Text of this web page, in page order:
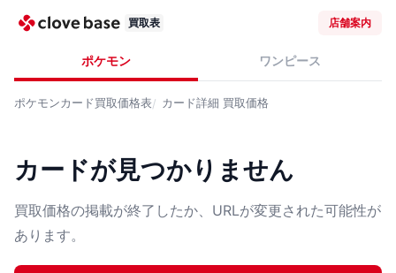
買取表 店舗案内
ポケモン ワンピース
ポケモンカード買取価格表 カード詳細 買取価格
カードが見つかりません
買取価格の掲載が終了したか、URLが変更された可能性が
あります。